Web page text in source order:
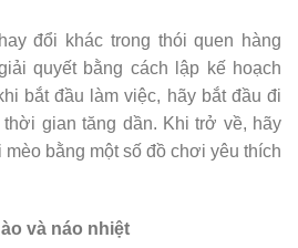
đổi khác trong thói quen hàng
quyết bằng cách lập kế hoạch
bắt đầu làm việc, hãy bắt đầu đi
gian tăng dần. Khi trở về, hãy
bằng một số đồ chơi yêu thích
và náo nhiệt